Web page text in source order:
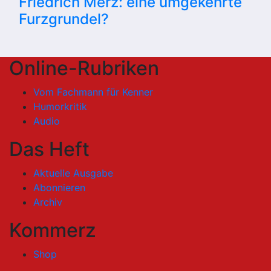
Furzgrundel?
Online-Rubriken
Vom Fachmann für Kenner
Humorkritik
Audio
Das Heft
Aktuelle Ausgabe
Abonnieren
Archiv
Kommerz
Shop